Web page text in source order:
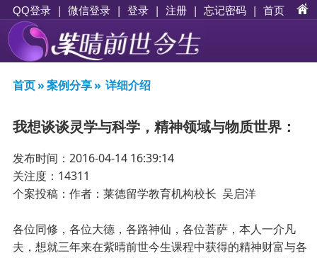
QQ登录 | 微信登录 | 登录 | 注册 | 忘记密码 | 首页
首页»案例分享» 详细介绍
我想谈谈灵学与科学，精神领域与物质世界：
发布时间：2016-04-14 16:39:14
关注度：14311
个案投稿：作者：莱德留学教育机构校长 吴启洋
各位同修，各位大德，各路神仙，各位菩萨，本人一介凡
夫，想就三年来在紫晴前世今生课程中获得的精神财富与各